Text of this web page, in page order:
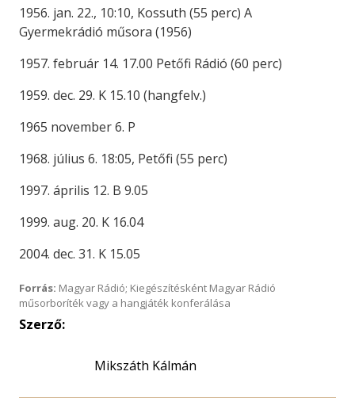
1956. jan. 22., 10:10, Kossuth (55 perc) A
Gyermekrádió műsora (1956)
1957. február 14. 17.00 Petőfi Rádió (60 perc)
1959. dec. 29. K 15.10 (hangfelv.)
1965 november 6. P
1968. július 6. 18:05, Petőfi (55 perc)
1997. április 12. B 9.05
1999. aug. 20. K 16.04
2004. dec. 31. K 15.05
Forrás: Magyar Rádió; Kiegészítésként Magyar Rádió
műsorboríték vagy a hangjáték konferálása
Szerző:
Mikszáth Kálmán